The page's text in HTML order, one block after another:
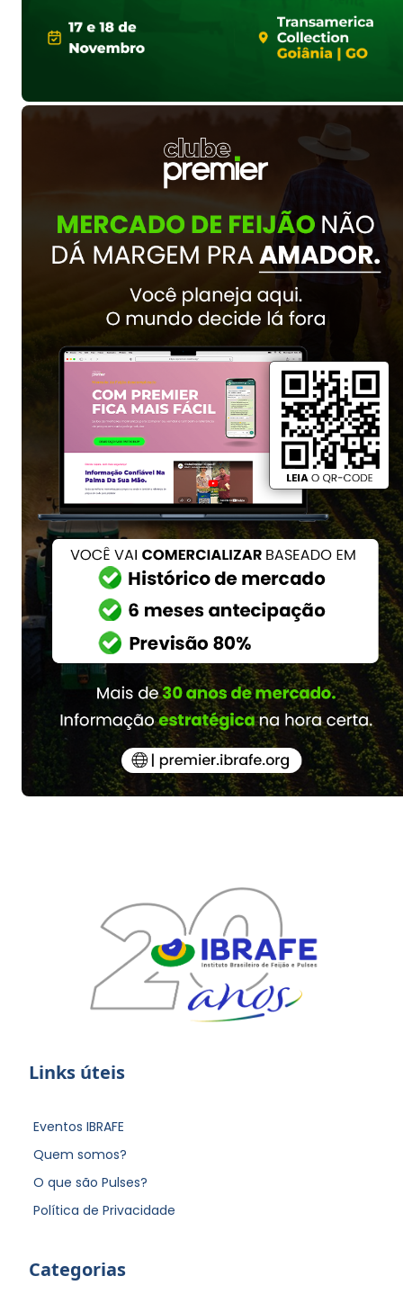
Links úteis
Eventos IBRAFE
Quem somos?
O que são Pulses?
Política de Privacidade
Categorias